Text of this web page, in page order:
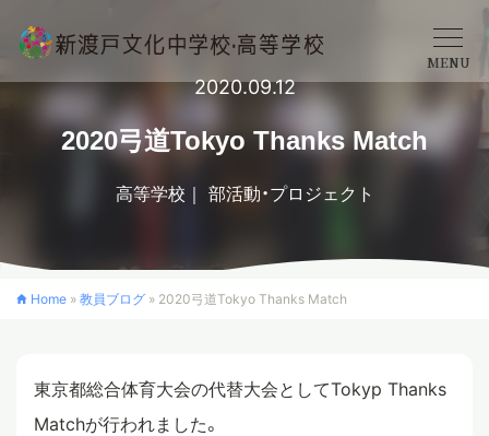
学校概要
高等学校
MENU
2020.09.12
2020弓道Tokyo Thanks Match
高等学校 部活動・プロジェクト
Home » 教員ブログ » 2020弓道Tokyo Thanks Match
東京都総合体育大会の代替大会としてTokyp Thanks
Matchが行われました。